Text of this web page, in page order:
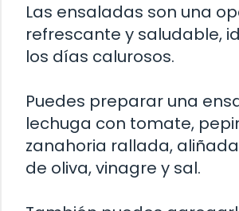
Las ensaladas son una
refrescante y saludable,
los días calurosos.
Puedes preparar una
lechuga con tomate,
zanahoria rallada,
de oliva, vinagre y sal.